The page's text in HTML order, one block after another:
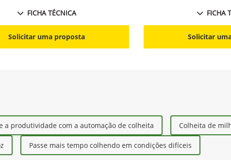
FICHA TÉCNICA
Solicitar uma proposta
FICHA
Solicitar
a produtividade com a automação de colheita Colheita de
Passe mais tempo colhendo em condições difíceis